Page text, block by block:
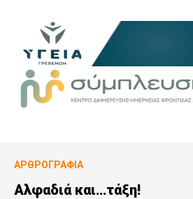
ΑΡΘΡΟΓΡΑΦΊΑ
Αλφαδιά και…τάξη!